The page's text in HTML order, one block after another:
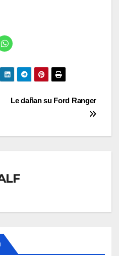
Le dañan su Ford Ranger